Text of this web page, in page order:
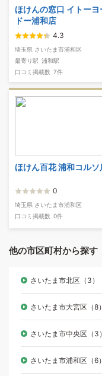
ほけんの窓口 イトーヨ
ドー浦和店
4.3
埼玉県 さいたま市浦和区
最寄り駅 浦和駅
口コミ掲載数 7件
ほけん百花 浦和コルソ
0
埼玉県 さいたま市浦和区
口コミ掲載数 0件
他の市区町村から探す
さいたま市北区（3）
さいたま市大宮区（8）
さいたま市中央区（3）
さいたま市浦和区（6）